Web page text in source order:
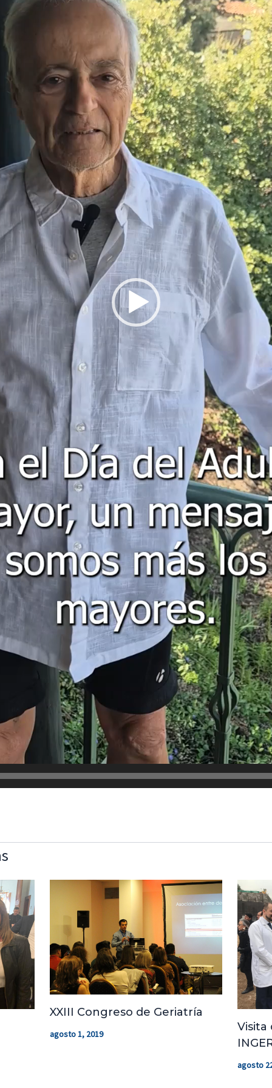
XXIII Congreso de Geriatría
agosto 1, 2019
Visita
agosto